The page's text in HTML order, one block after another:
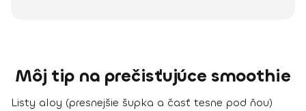
Môj tip na prečisťujúce smoothie
Listy aloy (presnejšie šupka a časť tesne pod ňou)